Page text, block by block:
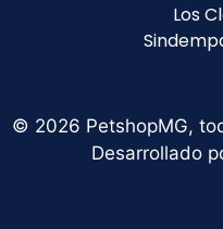
Los
© 2026 PetshopMG,
Desarrollado